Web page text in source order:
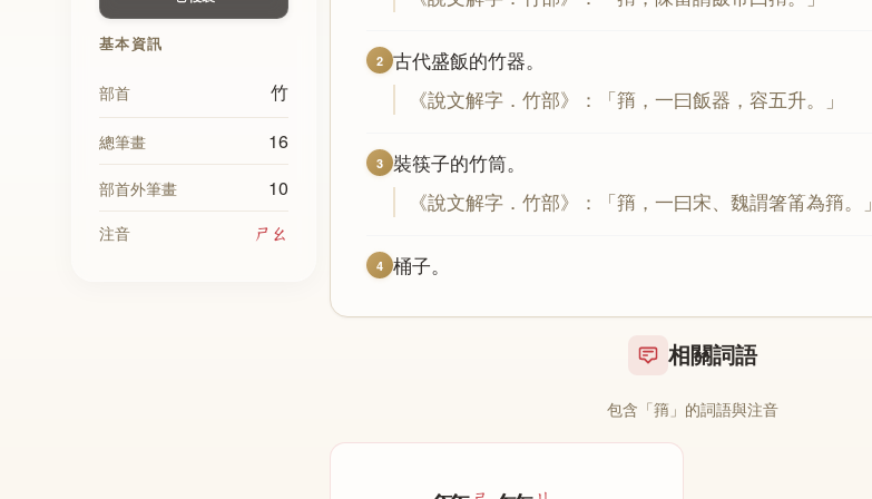
基本資訊
部首 竹
總筆畫 16
部首外筆畫 10
注音 ㄕㄠ
2 古代盛飯的竹器。
《說文解字．竹部》：「䈰，一曰飯器，容五升。」
3 裝筷子的竹筒。
《說文解字．竹部》：「䈰，一曰宋、魏謂箸筩為䈰。」
4 桶子。
相關詞語
包含「䈰」的詞語與注音